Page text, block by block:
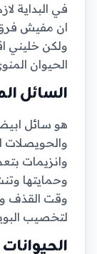
في البداية
ان مفيش فرق
ولكن خليني
الحيوان
السائل
هو سائل
والحويصلات
وانزيمات
وحمايتها
وقت القذف
لتخصيب